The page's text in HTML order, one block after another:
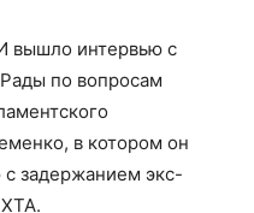
вышло интервью с
по вопросам
в котором он
задержанием экс-